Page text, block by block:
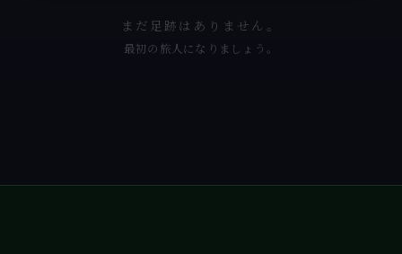
まだ足跡はありません。
最初の旅人になりましょう。